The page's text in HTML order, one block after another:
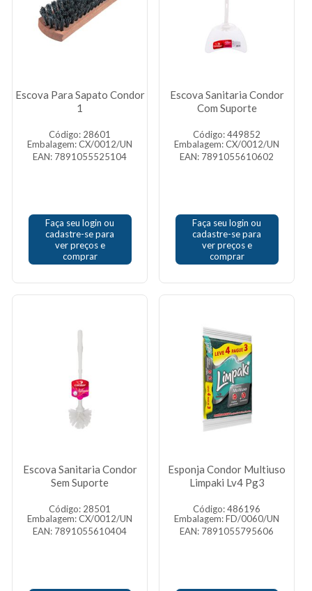
Escova Para Sapato Condor
1
Código: 28601
Embalagem: CX/0012/UN
EAN: 7891055525104
Faça seu login ou
cadastre-se para
ver preços e
comprar
Escova Sanitaria Condor
Com Suporte
Código: 449852
Embalagem: CX/0012/UN
EAN: 7891055610602
Faça seu login ou
cadastre-se para
ver preços e
comprar
Escova Sanitaria Condor
Sem Suporte
Código: 28501
Embalagem: CX/0012/UN
EAN: 7891055610404
Esponja Condor Multiuso
Limpaki Lv4 Pg3
Código: 486196
Embalagem: FD/0060/UN
EAN: 7891055795606